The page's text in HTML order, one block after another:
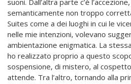
suoni. Dall’altra parte c’è
semanticamente non troppo
Suites come a dei luoghi in cui le
nelle mie intenzioni, volevano
ambientazione enigmatica. La
ho realizzato proprio a questo
sospensione, di mistero, al
attende. Tra l’altro, tornando alla